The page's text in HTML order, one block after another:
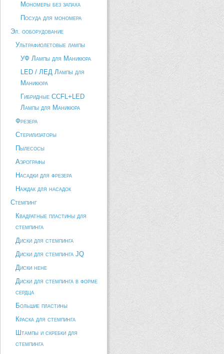
Мономеры без запаха
Посуда для мономера
Эл. ооборудование
Ультрафиолетовые лампы
УФ Лампы для Маникюра
LED / ЛЕД Лампы для
Маникюра
Гибридные CCFL+LED
Лампы для Маникюра
Фрезера
Стерилизаторы
Пылесосы
Аэрографы
Насадки для фрезера
Наждак для насадок
Стемпинг
Квадратные пластины для
стемпинга
Диски для стемпинга
Диски для стемпинга JQ
Диски hehe
Диски для стемпинга в форме
сердца
Большие пластины
Краска для стемпинга
Штампы и скребки для
стемпинга